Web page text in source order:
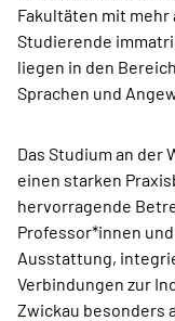
Fakultäten mit mehr
Studierende
liegen in den
Sprachen und
Das Studium an der
einen starken
hervorragende
Professor*innen
Ausstattung,
Verbindungen zur
Zwickau besonders